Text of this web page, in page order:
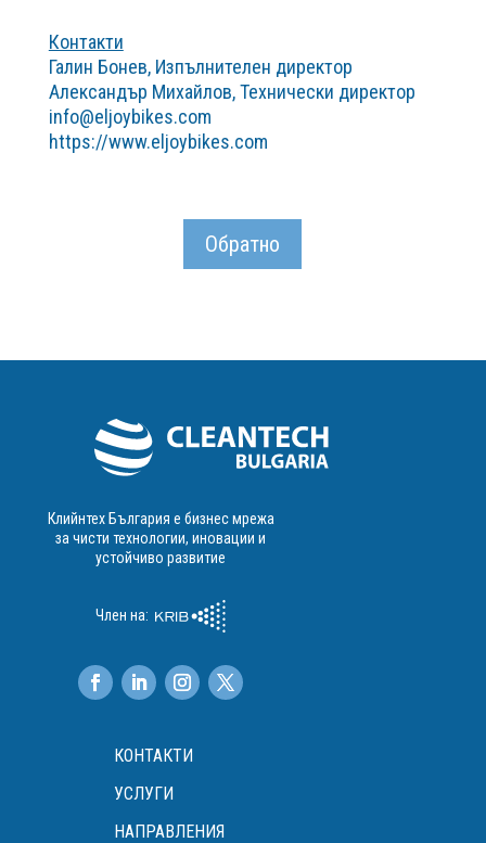
Контакти
Галин Бонев, Изпълнителен директор
Александър Михайлов, Технически директор
info@eljoybikes.com
https://www.eljoybikes.com
Обратно
Клийнтех България е бизнес мрежа
за чисти технологии, иновации и
устойчиво развитие
Член на:
КОНТАКТИ
УСЛУГИ
НАПРАВЛЕНИЯ